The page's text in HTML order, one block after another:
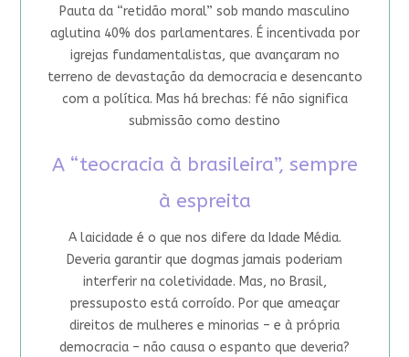
Pauta da “retidão moral” sob mando masculino
aglutina 40% dos parlamentares. É incentivada por
igrejas fundamentalistas, que avançaram no
terreno de devastação da democracia e desencanto
com a política. Mas há brechas: fé não significa
submissão como destino
A “teocracia à brasileira”, sempre
à espreita
A laicidade é o que nos difere da Idade Média.
Deveria garantir que dogmas jamais poderiam
interferir na coletividade. Mas, no Brasil,
pressuposto está corroído. Por que ameaçar
direitos de mulheres e minorias – e à própria
democracia – não causa o espanto que deveria?